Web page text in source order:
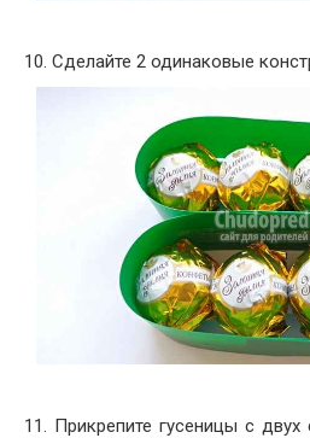
10. Сделайте 2 одинаковые
11. Прикрепите гусеницы с двух